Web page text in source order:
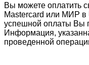
Вы можете оплатить
Mastercard или МИР в
успешной оплаты Вы
Информация,
проведенной